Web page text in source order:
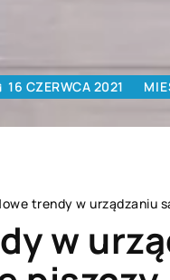
16 CZERWCA 2021
trendy w urządzaniu
w